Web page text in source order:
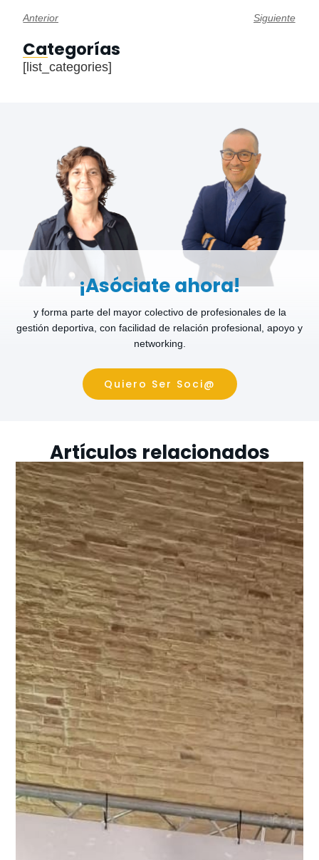
Anterior Siguiente
Categorías
[list_categories]
¡Asóciate ahora!
y forma parte del mayor colectivo de profesionales de la
gestión deportiva, con facilidad de relación profesional, apoyo y
networking.
Quiero Ser Soci@
Artículos relacionados